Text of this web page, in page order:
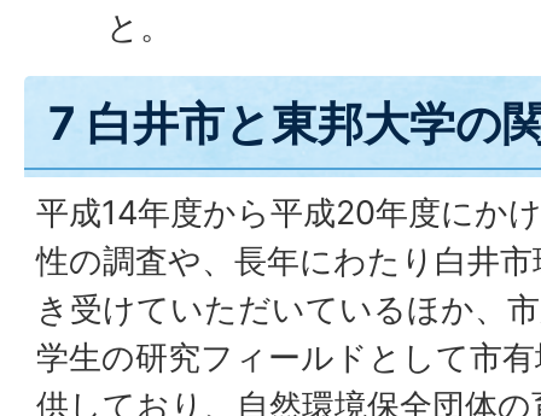
と。
7 白井市と東邦大学の
平成14年度から平成20年度にか
性の調査や、長年にわたり白井
き受けていただいているほか、
学生の研究フィールドとして市
供しており、自然環境保全団体